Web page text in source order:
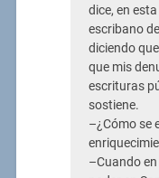
dice, en
escribano
diciendo
que mis
escrituras
sostiene.
–¿Cómo se
–Cuando